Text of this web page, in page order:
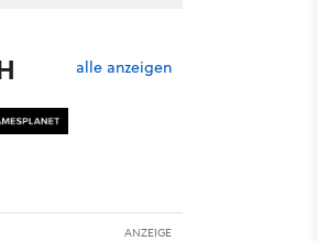
alle anzeigen
ANZEIGE